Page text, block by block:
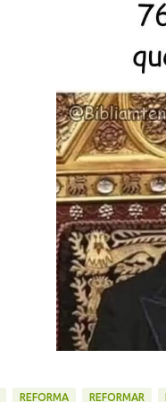
REFORMA REFORMAR